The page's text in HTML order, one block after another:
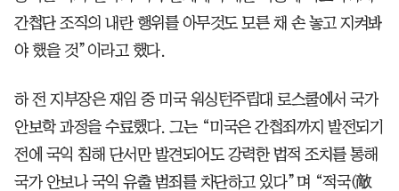
간첩단 조직의 내란 행위를 아무것도 모른 채 손 놓고 지켜봐
야 했을 것”이라고 했다.
하 전 지부장은 재임 중 미국 워싱턴주립대 로스쿨에서 국가
안보학 과정을 수료했다. 그는 “미국은 간첩죄까지 발전되기
전에 국익 침해 단서만 발견되어도 강력한 법적 조치를 통해
국가 안보나 국익 유출 범죄를 차단하고 있다”며 “적국(敵